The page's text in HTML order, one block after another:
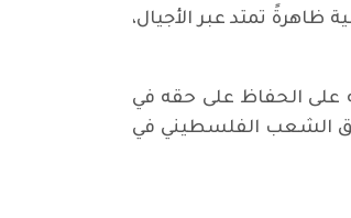
تمتد عبر الأجيال،
على الحفاظ على حقه في
بحق الشعب الفلسطيني في